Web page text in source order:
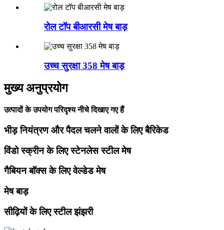
रोल टॉप बीआरसी मेष बाड़
उच्च सुरक्षा 358 मेष बाड़
मुख्य अनुप्रयोग
उत्पादों के उपयोग परिदृश्य नीचे दिखाए गए हैं
भीड़ नियंत्रण और पैदल चलने वालों के लिए बैरिकेड
विंडो स्क्रीन के लिए स्टेनलेस स्टील मेष
गैबियन बॉक्स के लिए वेल्डेड मेष
मेष बाड़
सीढ़ियों के लिए स्टील झंझरी